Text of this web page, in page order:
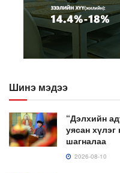
Шинэ мэдээ
“Дэлхийн
уясан
шагналаа
2026-08-10